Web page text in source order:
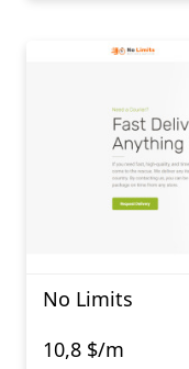
No Limits
10,8 $/m